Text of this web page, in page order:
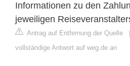
Informationen zu den
jeweiligen
Antrag auf Entfernung der Quelle
vollständige Antwort auf weg.de an